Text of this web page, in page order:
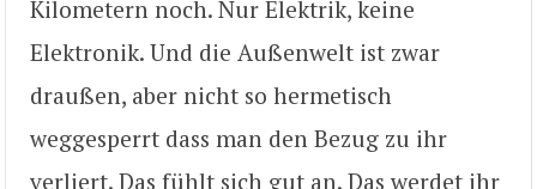
Kilometern noch. Nur Elektrik, keine
Elektronik. Und die Außenwelt ist zwar
draußen, aber nicht so hermetisch
weggesperrt dass man den Bezug zu ihr
verliert. Das fühlt sich gut an. Das werdet ihr